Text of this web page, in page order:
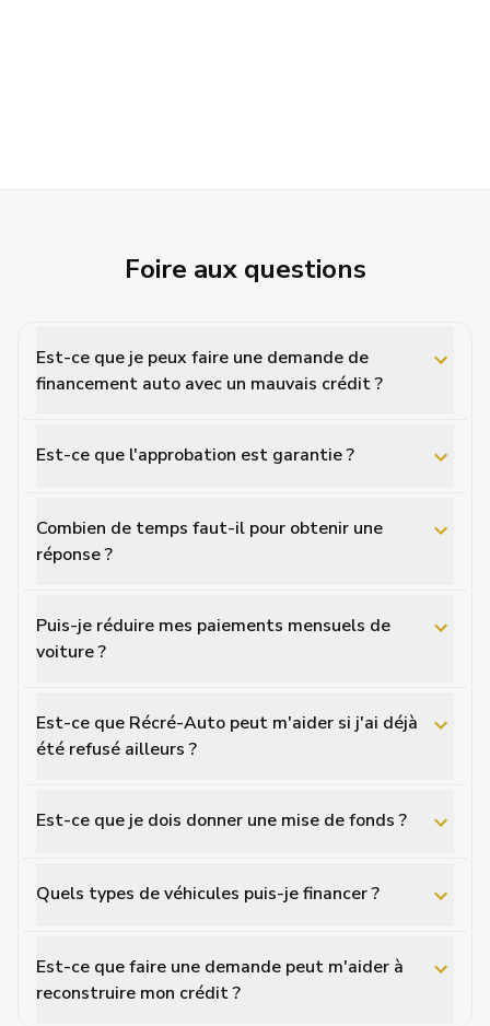
Foire aux questions
Est-ce que je peux faire une demande de
financement auto avec un mauvais crédit ?
Est-ce que l'approbation est garantie ?
Combien de temps faut-il pour obtenir une
réponse ?
Puis-je réduire mes paiements mensuels de
voiture ?
Est-ce que Récré-Auto peut m'aider si j'ai déjà
été refusé ailleurs ?
Est-ce que je dois donner une mise de fonds ?
Quels types de véhicules puis-je financer ?
Est-ce que faire une demande peut m'aider à
reconstruire mon crédit ?